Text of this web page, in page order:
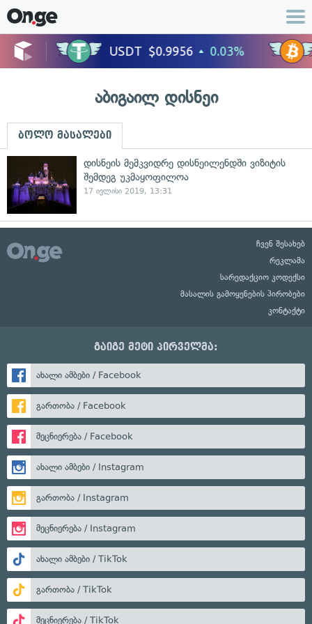
აბიგაილ დისნეი
ბოლო მასალები
დისნეის მემკვიდრე დისნეილენდში ვიზიტის
შემდეგ უკმაყოფილოა
17 ივლისი 2019, 13:31
ჩვენ შესახებ
რეკლამა
სარედაქციო კოდექსი
მასალის გამოყენების პირობები
კონტაქტი
გაიგე მეტი პირველმა:
ახალი ამბები / Facebook
გართობა / Facebook
მეცნიერება / Facebook
ახალი ამბები / Instagram
გართობა / Instagram
მეცნიერება / Instagram
ახალი ამბები / TikTok
გართობა / TikTok
მეცნიერება / TikTok